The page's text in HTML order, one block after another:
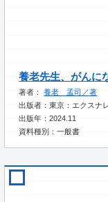
養老先生、がんに
著者：養老 孟司／著
出版者：東京：エクスナ
出版年：2024.11
資料種別：一般書